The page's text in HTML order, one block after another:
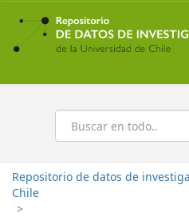
Ir
contenido
principal
Buscar
Repositorio de datos de
Chile
>